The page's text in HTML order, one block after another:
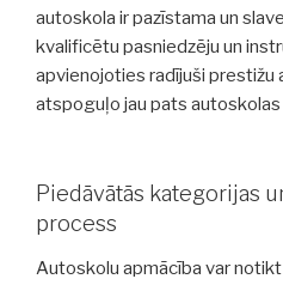
autoskola ir pazīstama un
kvalificētu pasniedzēju un
apvienojoties radījuši prestižu
atspoguļo jau pats autoskolas
Piedāvātās kategorijas
process
Autoskolu apmācība var